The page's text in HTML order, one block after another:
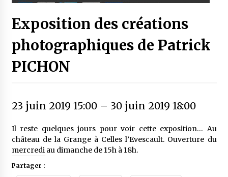
Exposition des créations
photographiques de Patrick
PICHON
23 juin 2019 15:00– 30 juin 2019 18:00
Il reste quelques jours pour voir cette exposition… Au
château de la Grange à Celles l’Evescault. Ouverture du
mercredi au dimanche de 15h à 18h.
Partager :